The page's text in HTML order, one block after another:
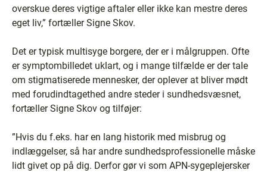
overskue deres vigtige aftaler eller ikke kan mestre deres
eget liv,” fortæller Signe Skov.
Det er typisk multisyge borgere, der er i målgruppen. Ofte
er symptombilledet uklart, og i mange tilfælde er der tale
om stigmatiserede mennesker, der oplever at bliver mødt
med forudindtagethed andre steder i sundhedsvæsnet,
fortæller Signe Skov og tilføjer:
”Hvis du f.eks. har en lang historik med misbrug og
indlæggelser, så har andre sundhedsprofessionelle måske
lidt givet op på dig. Derfor gør vi som APN-sygeplejersker